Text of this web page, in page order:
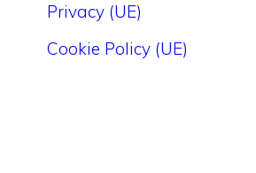
Privacy (UE)
Cookie Policy (UE)